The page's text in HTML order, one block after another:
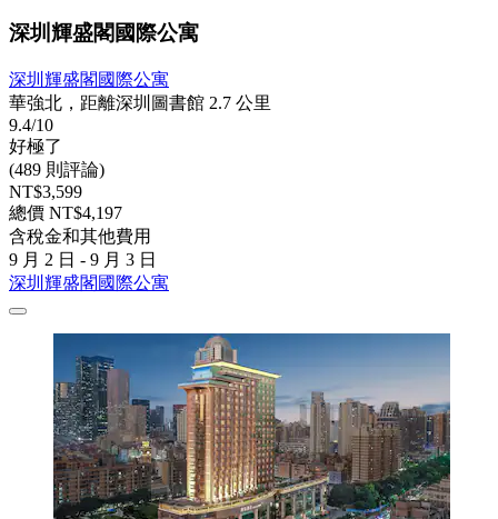
深圳輝盛閣國際公寓
深圳輝盛閣國際公寓
華強北，距離深圳圖書館 2.7 公里
9.4/10
好極了
(489 則評論)
NT$3,599
總價 NT$4,197
含稅金和其他費用
9 月 2 日 - 9 月 3 日
深圳輝盛閣國際公寓